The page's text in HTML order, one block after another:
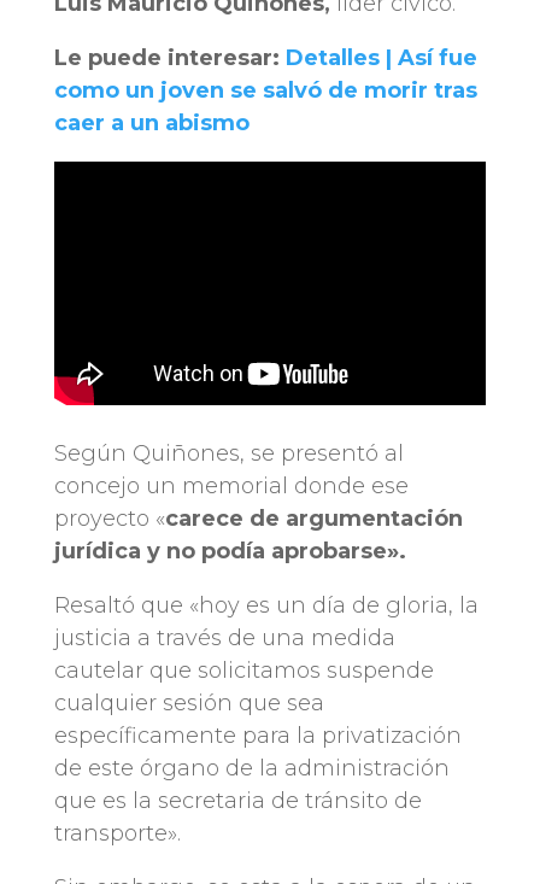
Le puede interesar: Detalles | Así fue
como un joven se salvó de morir tras
caer a un abismo
Según Quiñones, se presentó al
concejo un memorial donde ese
proyecto «carece de argumentación
jurídica y no podía aprobarse».
Resaltó que «hoy es un día de gloria, la
justicia a través de una medida
cautelar que solicitamos suspende
cualquier sesión que sea
específicamente para la privatización
de este órgano de la administración
que es la secretaria de tránsito de
transporte».